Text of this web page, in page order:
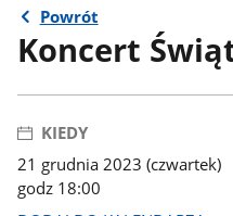
Powrót
Koncert
KIEDY
21 grudnia 2023 (czwartek)
godz 18:00